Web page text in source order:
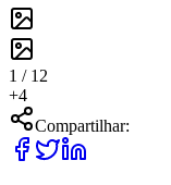
1 / 12
+4
Compartilhar: